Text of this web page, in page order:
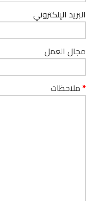
البريد الإلكتروني
مجال العمل
ملاحظات